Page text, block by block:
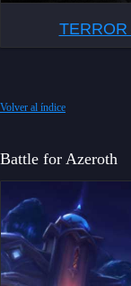
TERROR
Volver al índice
Battle for Azeroth